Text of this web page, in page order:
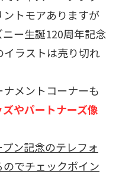
トモアありますが
ー生誕120周年記念
ラストは売り切れ
メントコーナーも
やパートナーズ像
ン記念のテレフォ
でチェックポイン